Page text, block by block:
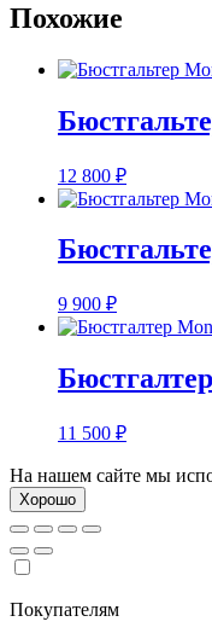
Похожие
12 800 ₽
9 900 ₽
11 500 ₽
На нашем сайте мы
Хорошо
Покупателям